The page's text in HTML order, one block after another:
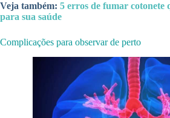
Veja também: 5 erros de fumar cotonete
para sua saúde
Complicações para observar de perto